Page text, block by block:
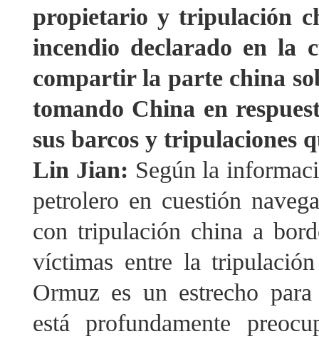
propietario y tripulación
incendio declarado en la
compartir la parte china
tomando China en
sus barcos y tripulaciones
Lin Jian: Según la
petrolero en cuestión
con tripulación china a
víctimas entre la
Ormuz es un estrecho
está profundamente